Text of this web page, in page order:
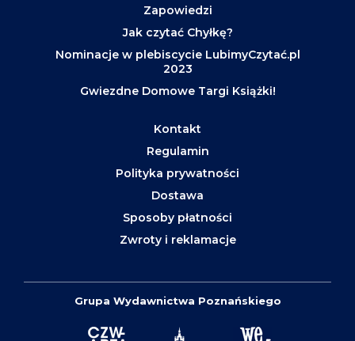
Zapowiedzi
Jak czytać Chyłkę?
Nominacje w plebiscycie LubimyCzytać.pl
2023
Gwiezdne Domowe Targi Książki!
Kontakt
Regulamin
Polityka prywatności
Dostawa
Sposoby płatności
Zwroty i reklamacje
Grupa Wydawnictwa Poznańskiego